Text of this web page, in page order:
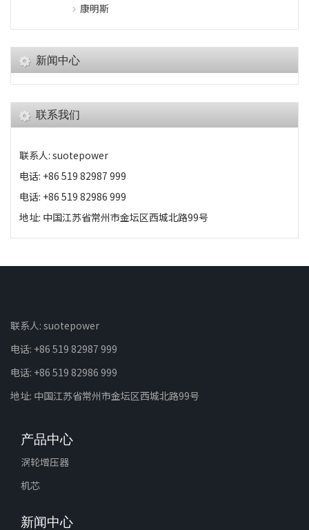
康明斯
新闻中心
联系我们
联系人: suotepower
电话: +86 519 82987 999
电话: +86 519 82986 999
地址: 中国江苏省常州市金坛区西城北路99号
联系人: suotepower
电话: +86 519 82987 999
电话: +86 519 82986 999
地址: 中国江苏省常州市金坛区西城北路99号
产品中心
涡轮增压器
机芯
新闻中心